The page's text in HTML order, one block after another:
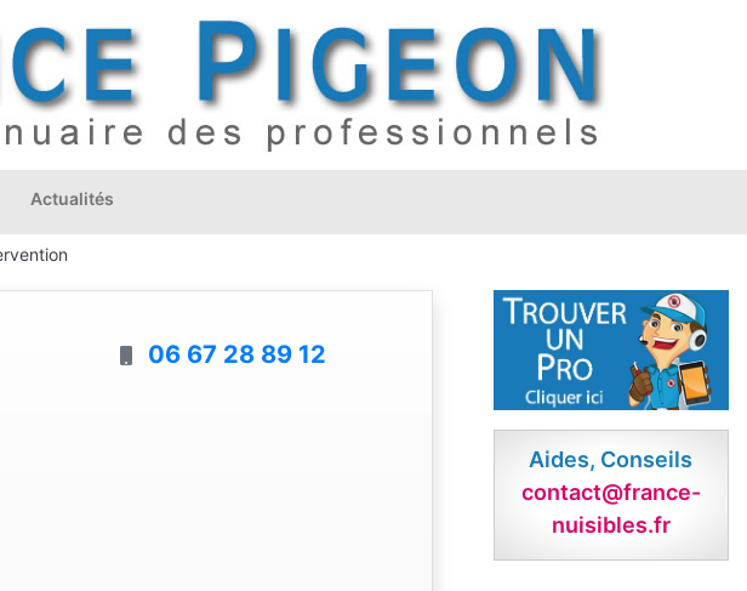
Actualités
06 67 28 89 12
Aides, Conseils
contact@france-
nuisibles.fr